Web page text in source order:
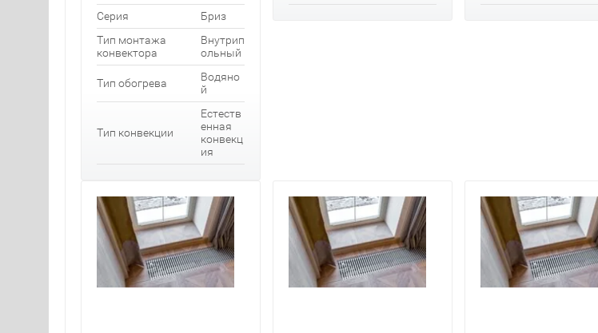
Серия
Бриз
Тип монтажа
конвектора
Внутрип
ольный
Тип обогрева
Водяно
й
Тип конвекции
Естеств
енная
конвекц
ия